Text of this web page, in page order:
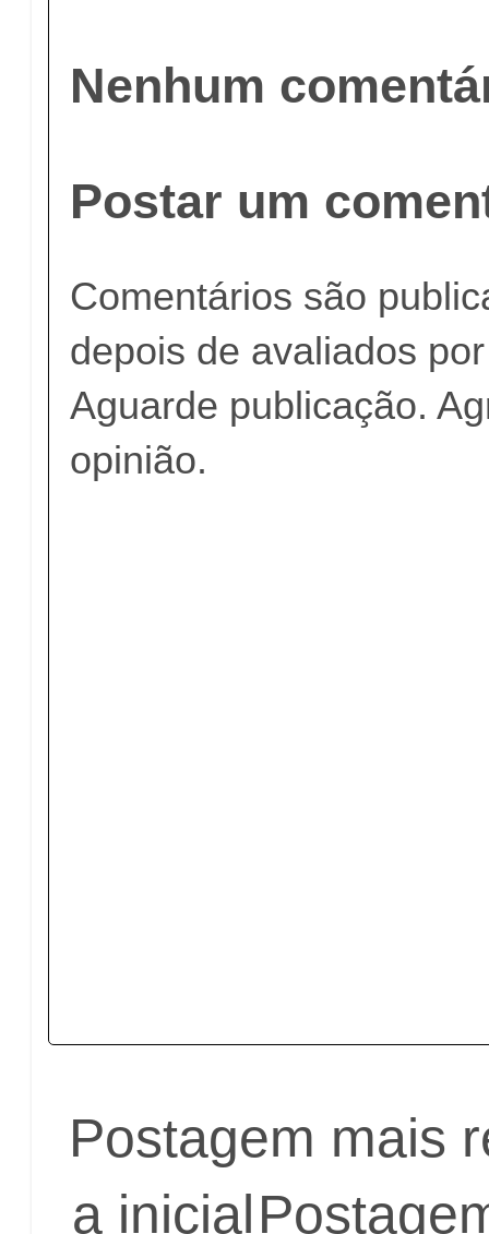
Nenhum
Postar um
Comentários são
depois de avaliados
Aguarde publicação.
opinião.
Postagem mais
a inicial